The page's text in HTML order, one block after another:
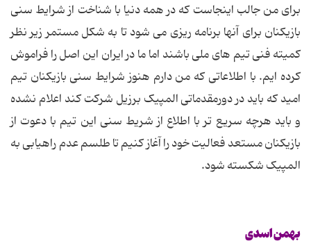
برای من جالب اینجاست که در همه دنیا با شناخت از شرایط سنی
بازیکنان برای آنها برنامه ریزی می شود تا به شکل مستمر زیر نظر
کمیته فنی تیم های ملی باشند اما ما در ایران این اصل را فراموش
کرده ایم. با اطلاعاتی که من دارم هنوز شرایط سنی بازیکنان تیم
امید که باید در دورمقدماتی المپیک برزیل شرکت کند اعلام نشده
و باید هرچه سریع تر با اطلاع از شریط سنی این تیم با دعوت از
بازیکنان مستعد فعالیت خود را آغاز کنیم تا طلسم عدم راهیابی به
المپیک شکسته شود.
بهمن اسدی